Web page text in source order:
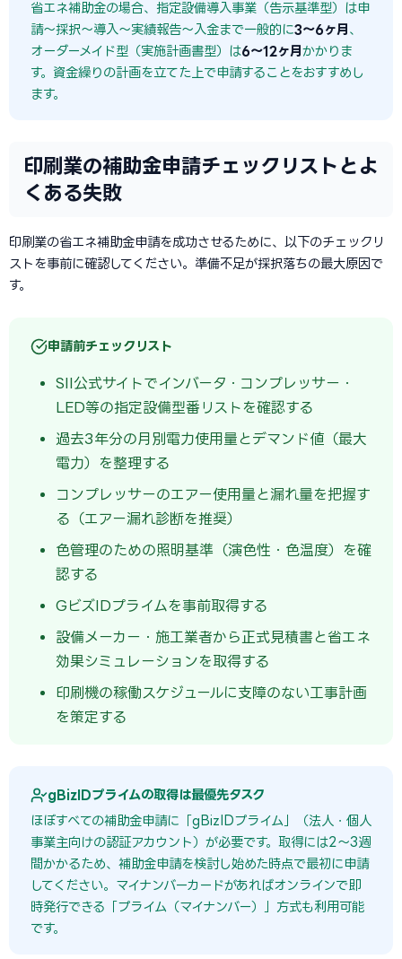
省エネ補助金の場合、指定設備導入事業（告示基準型）は申
請〜採択〜導入〜実績報告〜入金まで一般的に3〜6ヶ月 、
オーダーメイド型（実施計画書型）は6〜12ヶ月 かかりま
す。資金繰りの計画を立てた上で申請することをおすすめし
ます。
印刷業の補助金申請チェックリストとよ
くある失敗
印刷業の省エネ補助金申請を成功させるために、以下のチェックリ
ストを事前に確認してください。準備不足が採択落ちの最大原因で
す。
申請前チェックリスト
SII公式サイトでインバータ・コンプレッサー・
LED等の指定設備型番リストを確認する
過去3年分の月別電力使用量とデマンド値（最大
電力）を整理する
コンプレッサーのエアー使用量と漏れ量を把握す
る（エアー漏れ診断を推奨）
色管理のための照明基準（演色性・色温度）を確
認する
GビズIDプライムを事前取得する
設備メーカー・施工業者から正式見積書と省エネ
効果シミュレーションを取得する
印刷機の稼働スケジュールに支障のない工事計画
を策定する
gBizIDプライムの取得は最優先タスク
ほぼすべての補助金申請に「gBizIDプライム」（法人・個人
事業主向けの認証アカウント）が必要です。取得には2〜3週
間かかるため、補助金申請を検討し始めた時点で最初に申請
してください。マイナンバーカードがあればオンラインで即
時発行できる「プライム（マイナンバー）」方式も利用可能
です。